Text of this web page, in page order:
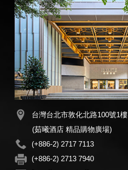
台灣台北市敦化北路100號1樓
(茹曦酒店 精品購物廣場)
(+886-2) 2717 7113
(+886-2) 2713 7940